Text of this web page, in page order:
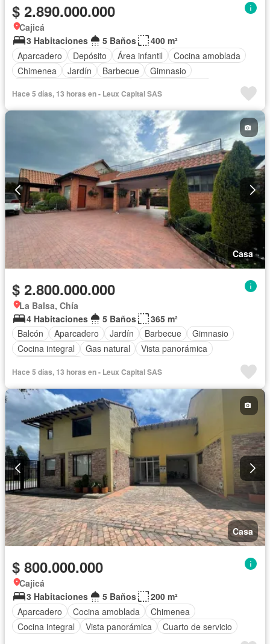
$ 2.890.000.000
Cajicá
3 Habitaciones
5 Baños
400 m²
Aparcadero
Depósito Área infantil
Cocina amoblada
Chimenea
Jardín Barbecue
Gimnasio
Seguridad privada
Cuarto de servicio
Hace 5 días, 13 horas en - Leux Capital SAS
Casa
$ 2.800.000.000
La Balsa, Chía
4 Habitaciones
5 Baños
365 m²
Balcón
Aparcadero Jardín Barbecue
Gimnasio
Cocina integral
Gas natural
Vista panorámica
Hace 5 días, 13 horas en - Leux Capital SAS
Casa
$ 800.000.000
Cajicá
3 Habitaciones
5 Baños
200 m²
Aparcadero
Cocina amoblada
Chimenea
Cocina integral
Vista panorámica Cuarto de servicio